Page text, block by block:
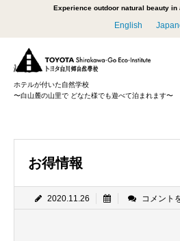
Experience outdoor natural beauty in
English
ホテルが付いた自然学校
〜白山麓の山里で どなた様でも遊べて泊まれます〜
お得情報
2020.11.26
お
得
コメント